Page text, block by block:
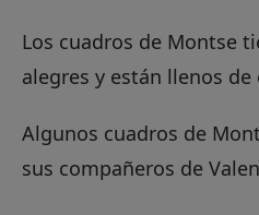
Los cuadros de Montse
alegres y están llenos de
Algunos cuadros de
sus compañeros de